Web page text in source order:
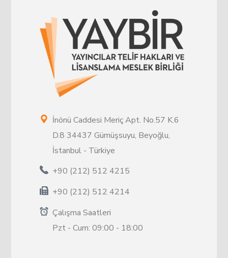
İnönü Caddesi Meriç Apt. No.57 K.6
D.8 34437 Gümüşsuyu, Beyoğlu,
İstanbul - Türkiye
+90 (212) 512 4215
+90 (212) 512 4214
Çalışma Saatleri
Pzt - Cum: 09:00 - 18:00